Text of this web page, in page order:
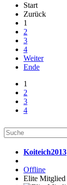
Start
Zurück
1
2
3
4
Weiter
Ende
1
2
3
4
Koiteich2013
Offline
Elite Mitglied